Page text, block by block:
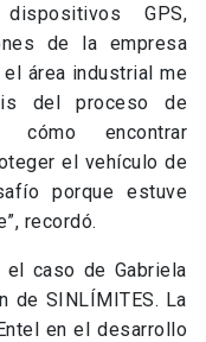
GPS,
de la empresa
área industrial me
del proceso de
cómo encontrar
el vehículo de
porque estuve
recordó.
el caso de Gabriela
de SINLÍMITES. La
en el desarrollo